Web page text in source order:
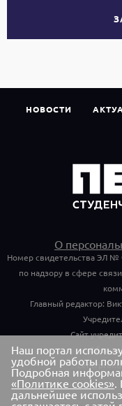
НОВОСТИ
О
Номер свидетельства ЭЛ
по надзору в сфере
Главный редактор:
Сайт
Наш портал
удобной работы
Подробная
«Политике cookies».
дальнейшее